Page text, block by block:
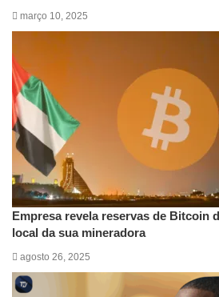
março 10, 2025
Empresa revela reservas de Bitcoin
local da sua mineradora
agosto 26, 2025